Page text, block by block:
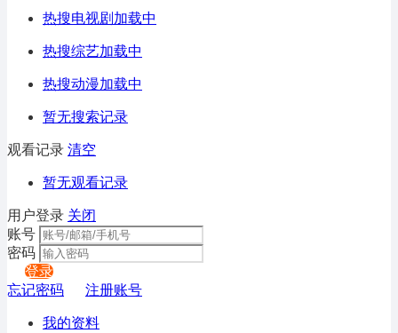
热搜电视剧加载中
热搜综艺加载中
热搜动漫加载中
暂无搜索记录
观看记录 清空
暂无观看记录
用户登录 关闭
账号
密码
登录
忘记密码
注册账号
我的资料